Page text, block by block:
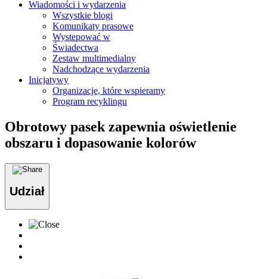
Wiadomości i wydarzenia
Wszystkie blogi
Komunikaty prasowe
Wystepować w
Świadectwa
Zestaw multimedialny
Nadchodzące wydarzenia
Inicjatywy
Organizacje, które wspieramy
Program recyklingu
Obrotowy pasek zapewnia oświetlenie
obszaru i dopasowanie kolorów
Udział